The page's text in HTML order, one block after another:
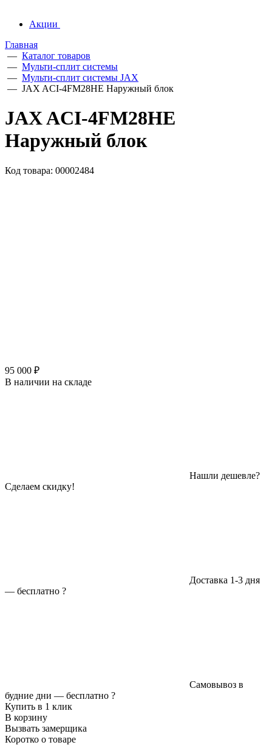
Акции
Главная
— Каталог товаров
— Мульти-сплит системы
— Мульти-сплит системы JAX
— JAX ACI-4FM28HE Наружный блок
JAX ACI-4FM28HE
Наружный блок
Код товара: 00002484
95 000 ₽
В наличии на складе
Нашли дешевле?
Сделаем скидку!
Доставка 1-3 дня
— бесплатно ?
Самовывоз в
будние дни — бесплатно ?
Купить в 1 клик
В корзину
Вызвать замерщика
Коротко о товаре